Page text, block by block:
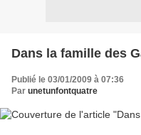
Dans la famille des
Publié le 03/01/2009 à 07:36
Par unetunfontquatre